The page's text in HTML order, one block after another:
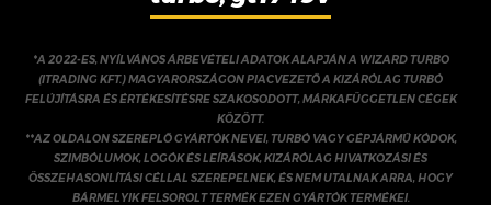
*A 2022-ES, NYÍLVÁNOS ÁRBEVÉTELI ADATOK ALAPJÁN A WIZARD TURBO
(ITRADING KFT.) MAGYARORSZÁGON PIACVEZETŐ A KIZÁRÓLAG TURBÓ
FELÚJÍTÁSRA ÉS ÉRTÉKESÍTÉSRE SZAKOSODOTT, MÁRKAFÜGGETLEN CÉGEK
KÖZÖTT.
**AZ OLDALON SZEREPLŐ GYÁRTÓK NEVEI, TURBÓ VAGY GÉPJÁRMŰ KÓDOK,
SZIMBÓLUMOK, LOGÓK ÉS LEÍRÁSOK, KIZÁRÓLAG HIVATKOZÁSI ÉS
ÖSSZEHASONLÍTÁSI CÉLLAL SZEREPELNEK, ÉS NEM UTALNAK ARRA, HOGY
BÁRMELYIK FELSOROLT TERMÉK EZEN GYÁRTÓK TERMÉKEI.